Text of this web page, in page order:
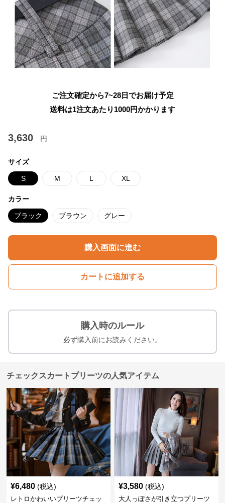
ご注文確定から7~28日でお届け予定
送料は1注文あたり 1000円かかります
3,630 円
サイズ
S M L XL
カラー
ブラック ブラウン グレー
購入画面に進む
カートに追加する
購入時のルール
必ず購入前にお読みください。
チェックスカートプリーツの人気アイテム
¥6,480 (税込)
レトロかわいいプリーツチェッ
¥3,580 (税込)
大人っぽさが引き立つプリーツ